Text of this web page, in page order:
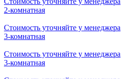
Стоимость уточняйте у менеджера
3-комнатная
Стоимость уточняйте у менеджера
3-комнатная
Стоимость уточняйте у менеджера
3-комнатная